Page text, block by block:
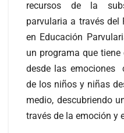
recursos de la
parvularia a través del
en Educación
un programa que
desde las emociones
de los niños y niñas
medio, descubriendo
través de la emoción y